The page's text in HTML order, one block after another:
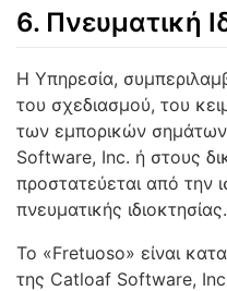
6. Πνευματική
Η Υπηρεσία,
του σχεδιασμού, του
των εμπορικών
Software, Inc. ή στους
προστατεύεται από την
πνευματικής ιδιοκτησίας.
Το «Fretuoso» είναι
της Catloaf Software,